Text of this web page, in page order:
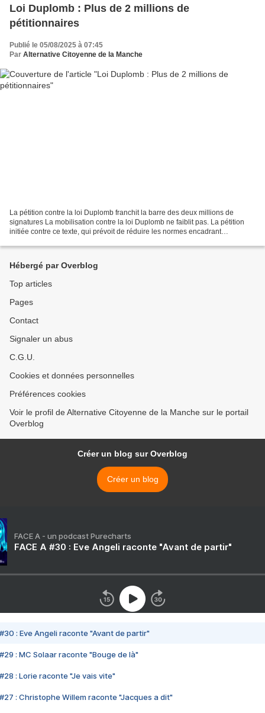
Loi Duplomb : Plus de 2 millions de
pétitionnaires
Publié le 05/08/2025 à 07:45
Par Alternative Citoyenne de la Manche
La pétition contre la loi Duplomb franchit la barre des deux millions de
signatures La mobilisation contre la loi Duplomb ne faiblit pas. La pétition
initiée contre ce texte, qui prévoit de réduire les normes encadrant
Hébergé par Overblog
Top articles
Pages
Contact
Signaler un abus
C.G.U.
Cookies et données personnelles
Préférences cookies
Voir le profil de Alternative Citoyenne de la Manche sur le portail
Overblog
Créer un blog sur Overblog
Créer un blog
FACE A - un podcast Purecharts
FACE A #30 : Eve Angeli raconte "Avant de partir"
#30 : Eve Angeli raconte "Avant de partir"
#29 : MC Solaar raconte "Bouge de là"
#28 : Lorie raconte "Je vais vite"
#27 : Christophe Willem raconte "Jacques a dit"